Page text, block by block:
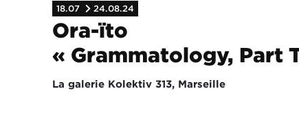
18.07 24.08.24
Ora-ïto
« Grammatology, Part
La galerie Kolektiv 313, Marseille